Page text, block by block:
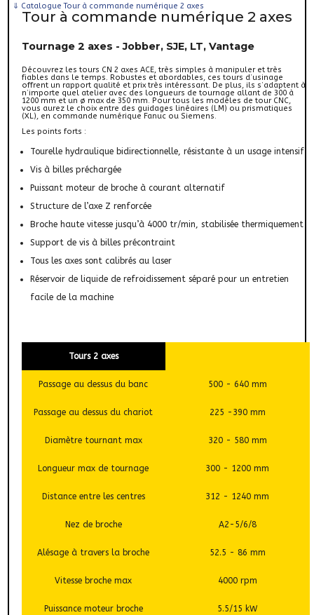
⇓ Catalogue Tour à commande numérique 2 axes
Tour à commande numérique 2 axes
Tournage 2 axes - Jobber, SJE, LT, Vantage
Découvrez les tours CN 2 axes ACE, très simples à manipuler et très
fiables dans le temps. Robustes et abordables, ces tours d’usinage
offrent un rapport qualité et prix très intéressant. De plus, ils s’adaptent à
n’importe quel atelier avec des longueurs de tournage allant de 300 à
1200 mm et un ø max de 350 mm. Pour tous les modèles de tour CNC,
vous aurez le choix entre des guidages linéaires (LM) ou prismatiques
(XL), en commande numérique Fanuc ou Siemens.
Les points forts :
Tourelle hydraulique bidirectionnelle, résistante à un usage intensif
Vis à billes préchargée
Puissant moteur de broche à courant alternatif
Structure de l’axe Z renforcée
Broche haute vitesse jusqu’à 4000 tr/min, stabilisée thermiquement
Support de vis à billes précontraint
Tous les axes sont calibrés au laser
Réservoir de liquide de refroidissement séparé pour un entretien
facile de la machine
Tours 2 axes
Passage au dessus du banc 500 - 640 mm
Passage au dessus du chariot 225 -390 mm
Diamètre tournant max 320 - 580 mm
Longueur max de tournage 300 - 1200 mm
Distance entre les centres 312 - 1240 mm
Nez de broche A2-5/6/8
Alésage à travers la broche 52.5 - 86 mm
Vitesse broche max 4000 rpm
Puissance moteur broche
5.5/15 kW